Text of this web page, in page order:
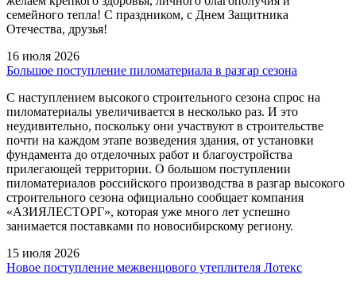
семейного тепла! С праздником, с Днем Защитника
Отечества, друзья!
16 июля 2026
Большое поступление пиломатериала в разгар сезона
С наступлением высокого строительного сезона спрос на
пиломатериалы увеличивается в несколько раз. И это
неудивительно, поскольку они участвуют в строительстве
почти на каждом этапе возведения здания, от установки
фундамента до отделочных работ и благоустройства
прилегающей территории. О большом поступлении
пиломатериалов российского производства в разгар высокого
строительного сезона официально сообщает компания
«АЗИЯЛЕСТОРГ», которая уже много лет успешно
занимается поставками по новосибирскому региону.
15 июля 2026
Новое поступление межвенцового утеплителя Лотекс